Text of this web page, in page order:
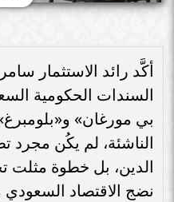
أكَّد رائد الاستثمار
السندات الحكومية
بي مورغان»
الناشئة، لم يكُن
الدين، بل خطوة مثلت
نضج الاقتصاد